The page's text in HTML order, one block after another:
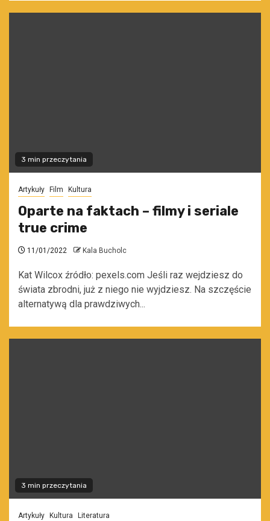
3 min przeczytania
Artykuły Film Kultura
Oparte na faktach – filmy i seriale
true crime
11/01/2022 Kala Bucholc
Kat Wilcox źródło: pexels.com Jeśli raz wejdziesz do
świata zbrodni, już z niego nie wyjdziesz. Na szczęście
alternatywą dla prawdziwych...
3 min przeczytania
Artykuły Kultura Literatura